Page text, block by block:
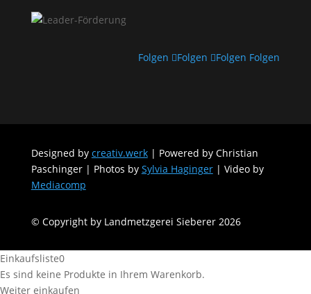
Folgen Folgen Folgen Folgen
Designed by creativ.werk| Powered by Christian
Paschinger | Photos by Sylvia Haginger| Video by
Mediacomp
© Copyright by Landmetzgerei Sieberer 2026
Einkaufsliste0
Es sind keine Produkte in Ihrem Warenkorb.
Weiter einkaufen